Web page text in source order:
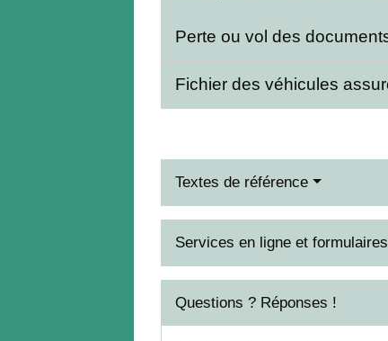
Perte ou vol des
Fichier des véhicules
Textes de référence
Services en ligne et formulaires
Questions ? Réponses !